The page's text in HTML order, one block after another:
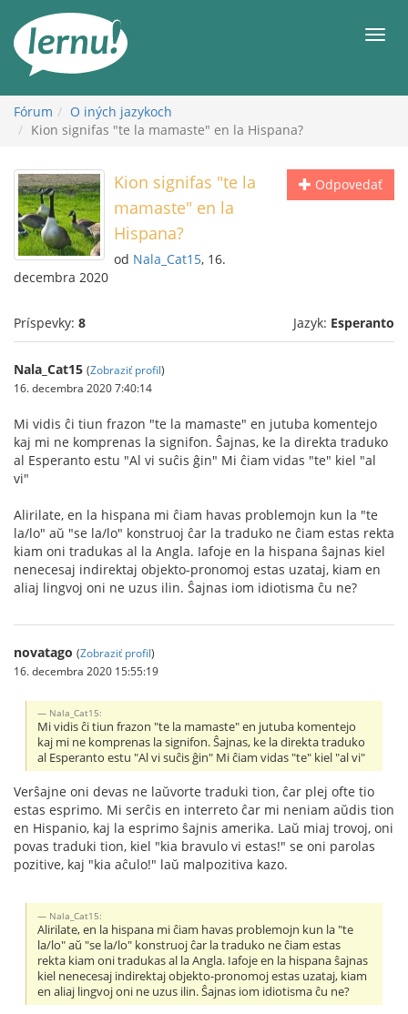
obsah
Fórum
O iných jazykoch
Kion signifas "te la mamaste" en la Hispana?
Odpovedať
Kion signifas "te la
mamaste" en la
Hispana?
od Nala_Cat15, 16.
decembra 2020
Príspevky: 8 Jazyk: Esperanto
Nala_Cat15 (Zobraziť profil)
16. decembra 2020 7:40:14
Mi vidis ĉi tiun frazon "te la mamaste" en jutuba komentejo
kaj mi ne komprenas la signifon. Ŝajnas, ke la direkta traduko
al Esperanto estu "Al vi suĉis ĝin" Mi ĉiam vidas "te" kiel "al
vi"
Alirilate, en la hispana mi ĉiam havas problemojn kun la "te
la/lo" aŭ "se la/lo" konstruoj ĉar la traduko ne ĉiam estas rekta
kiam oni tradukas al la Angla. Iafoje en la hispana ŝajnas kiel
nenecesaj indirektaj objekto-pronomoj estas uzataj, kiam en
aliaj lingvoj oni ne uzus ilin. Ŝajnas iom idiotisma ĉu ne?
novatago (Zobraziť profil)
16. decembra 2020 15:55:19
Nala_Cat15:
Mi vidis ĉi tiun frazon "te la mamaste" en jutuba komentejo
kaj mi ne komprenas la signifon. Ŝajnas, ke la direkta traduko
al Esperanto estu "Al vi suĉis ĝin" Mi ĉiam vidas "te" kiel "al vi"
Verŝajne oni devas ne laŭvorte traduki tion, ĉar plej ofte tio
estas esprimo. Mi serĉis en interreto ĉar mi neniam aŭdis tion
en Hispanio, kaj la esprimo ŝajnis amerika. Laŭ miaj trovoj, oni
povas traduki tion, kiel "kia bravulo vi estas!" se oni parolas
pozitive, kaj "kia aĉulo!" laŭ malpozitiva kazo.
Nala_Cat15:
Alirilate, en la hispana mi ĉiam havas problemojn kun la "te
la/lo" aŭ "se la/lo" konstruoj ĉar la traduko ne ĉiam estas
rekta kiam oni tradukas al la Angla. Iafoje en la hispana ŝajnas
kiel nenecesaj indirektaj objekto-pronomoj estas uzataj, kiam
en aliaj lingvoj oni ne uzus ilin. Ŝajnas iom idiotisma ĉu ne?